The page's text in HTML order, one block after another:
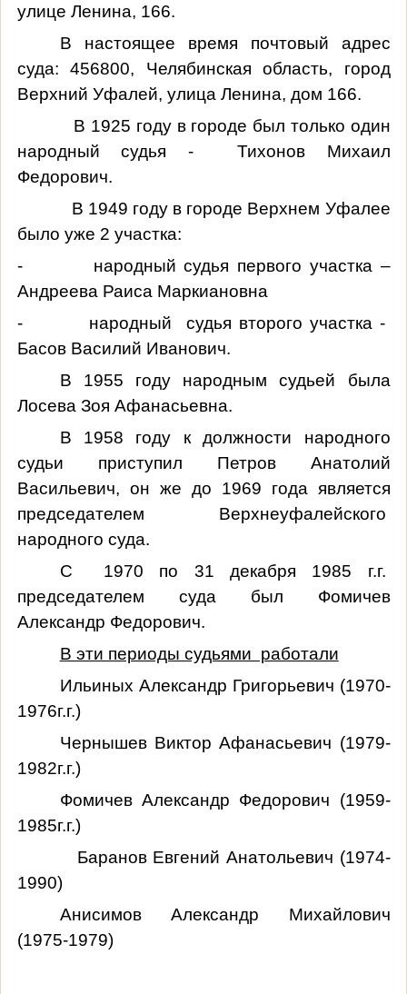
улице Ленина, 166.
В настоящее время почтовый адрес
суда: 456800, Челябинская область, город
Верхний Уфалей, улица Ленина, дом 166.
В 1925 году в городе был только один
народный судья - Тихонов Михаил
Федорович.
В 1949 году в городе Верхнем Уфалее
было уже 2 участка:
- народный судья первого участка –
Андреева Раиса Маркиановна
- народный судья второго участка -
Басов Василий Иванович.
В 1955 году народным судьей была
Лосева Зоя Афанасьевна.
В 1958 году к должности народного
судьи приступил Петров Анатолий
Васильевич, он же до 1969 года является
председателем Верхнеуфалейского
народного суда.
С 1970 по 31 декабря 1985 г.г.
председателем суда был Фомичев
Александр Федорович.
В эти периоды судьями работали
Ильиных Александр Григорьевич (1970-
1976г.г.)
Чернышев Виктор Афанасьевич (1979-
1982г.г.)
Фомичев Александр Федорович (1959-
1985г.г.)
Баранов Евгений Анатольевич (1974-
1990)
Анисимов Александр Михайлович
(1975-1979)